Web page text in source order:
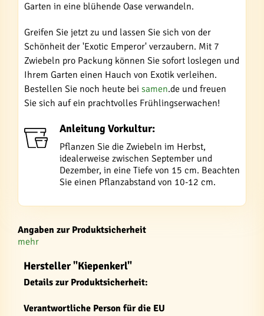
Garten in eine blühende Oase verwandeln.
Greifen Sie jetzt zu und lassen Sie sich von der
Schönheit der 'Exotic Emperor' verzaubern. Mit 7
Zwiebeln pro Packung können Sie sofort loslegen und
Ihrem Garten einen Hauch von Exotik verleihen.
Bestellen Sie noch heute bei samen.de und freuen
Sie sich auf ein prachtvolles Frühlingserwachen!
Anleitung Vorkultur:
Pflanzen Sie die Zwiebeln im Herbst,
idealerweise zwischen September und
Dezember, in eine Tiefe von 15 cm. Beachten
Sie einen Pflanzabstand von 10-12 cm.
Angaben zur Produktsicherheit
mehr
Hersteller "Kiepenkerl"
Details zur Produktsicherheit:
Verantwortliche Person für die EU